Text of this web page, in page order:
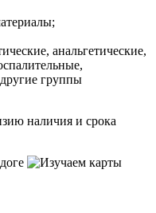
анальгетические,
группы
наличия и срока